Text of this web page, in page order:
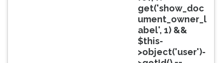
get('show_doc
ument_owner_l
abel', 1) &&
$this-
>object('user')-